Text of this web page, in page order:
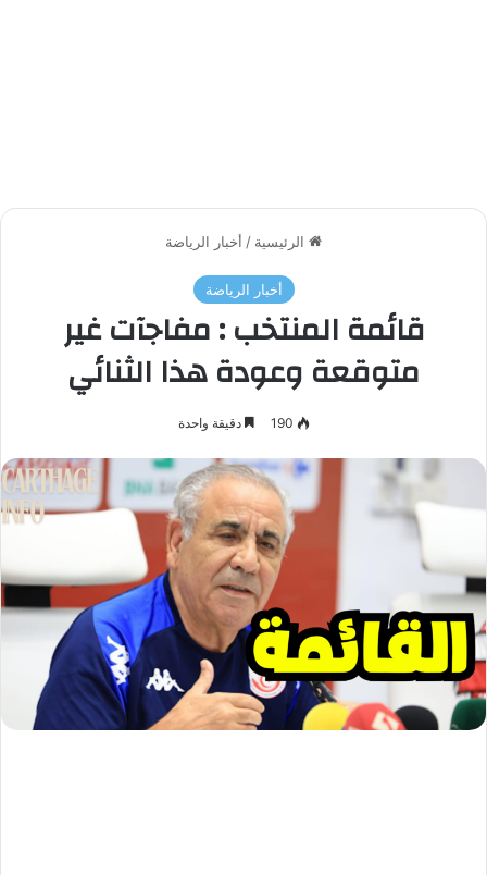
الرئيسية / أخبار الرياضة
أخبار الرياضة
قائمة المنتخب : مفاجآت غير
متوقعة وعودة هذا الثنائي
190 دقيقة واحدة